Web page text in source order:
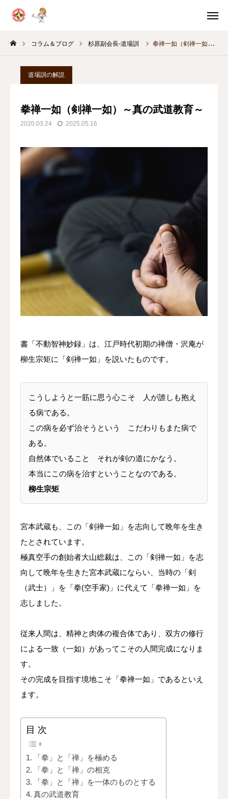
コラム＆ブログ 杉原副会長-道場訓 拳禅一如（剣禅一如）～真の武道教育～
道場訓の解説
拳禅一如（剣禅一如）～真の武道教育～
2020.03.24 2025.05.16
書「不動智神妙録」は、江戸時代初期の禅僧・沢庵が
柳生宗矩に「剣禅一如」を説いたものです。
こうしようと一筋に思う心こそ 人が誰しも抱え
る病である。
この病を必ず治そうという こだわりもまた病で
ある。
自然体でいること それが剣の道にかなう。
本当にこの病を治すということなのである。
柳生宗矩
宮本武蔵も、この「剣禅一如」を志向して晩年を生き
たとされています。
極真空手の創始者大山総裁は、この「剣禅一如」を志
向して晩年を生きた宮本武蔵にならい、当時の「剣
（武士）」を「拳(空手家)」に代えて「拳禅一如」を
志しました。
従来人間は、精神と肉体の複合体であり、双方の修行
による一致（一如）があってこその人間完成になりま
す。
その完成を目指す境地こそ「拳禅一如」であるといえ
ます。
目 次
「拳」と「禅」を極める
「拳」と「禅」の相克
「拳」と「禅」を一体のものとする
真の武道教育
体験申込 体験案内
問い合わせ
HOME
教育の考え方
問い合わせ＆体験